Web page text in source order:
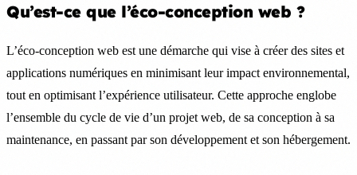
Qu’est-ce que l’éco-conception web ?
L’éco-conception web est une démarche qui vise à créer des sites et
applications numériques en minimisant leur impact environnemental,
tout en optimisant l’expérience utilisateur. Cette approche englobe
l’ensemble du cycle de vie d’un projet web, de sa conception à sa
maintenance, en passant par son développement et son hébergement.